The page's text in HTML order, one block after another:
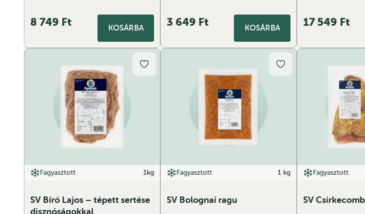
8 749 Ft KOSÁRBA 3 649 Ft KOSÁRBA 17 549 Ft
Fagyasztott 1kg
SV Bíró Lajos – tépett sertése
disznóságokkal
Fagyasztott 1 kg
SV Bolognai ragu
Fagyasztott
SV